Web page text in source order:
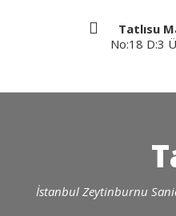
Tatlısu
No:18 D:3
İstanbul Zeytinburnu